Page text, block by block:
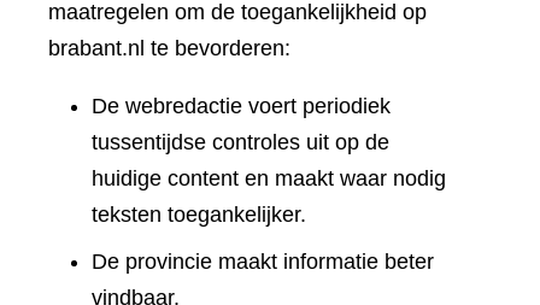
maatregelen om de toegankelijkheid op
brabant.nl te bevorderen:
De webredactie voert periodiek
tussentijdse controles uit op de
huidige content en maakt waar nodig
teksten toegankelijker.
De provincie maakt informatie beter
vindbaar.